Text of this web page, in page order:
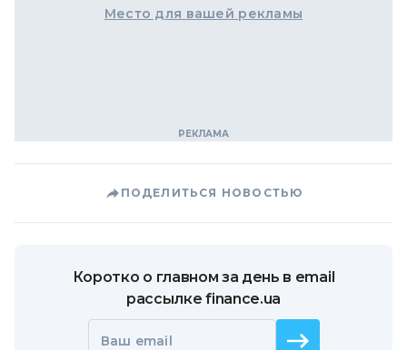
Место для вашей рекламы
ПОДЕЛИТЬСЯ НОВОСТЬЮ
Коротко о главном за день в email
рассылке finance.ua
Ваш email